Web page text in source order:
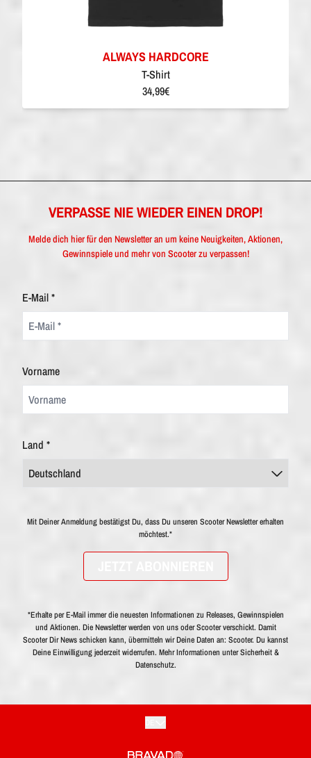
ALWAYS HARDCORE
T-Shirt
34,99€
VERPASSE NIE WIEDER EINEN DROP!
Melde dich hier für den Newsletter an um keine Neuigkeiten, Aktionen,
Gewinnspiele und mehr von Scooter zu verpassen!
E-Mail *
Vorname
Land *
Mit Deiner Anmeldung bestätigst Du, dass Du unseren Scooter Newsletter erhalten
möchtest.*
*Erhalte per E-Mail immer die neuesten Informationen zu Releases, Gewinnspielen
und Aktionen. Die Newsletter werden von uns oder Scooter verschickt. Damit
Scooter Dir News schicken kann, übermitteln wir Deine Daten an: Scooter. Du kannst
Deine Einwilligung jederzeit widerrufen. Mehr Informationen unterSicherheit &
Datenschutz.